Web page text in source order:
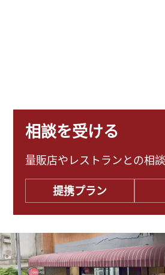
相談を受ける
量販店やレストランとの相談
提携プラン